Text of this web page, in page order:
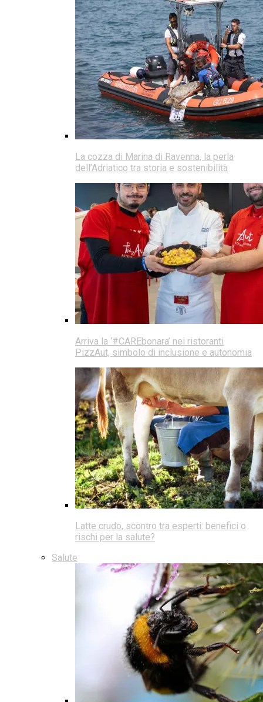
La cozza di Marina di Ravenna, la perla
dell’Adriatico tra storia e sostenibilità
Arriva la ‘#CAREbonara’ nei ristoranti
PizzAut, simbolo di inclusione e autonomia
Latte crudo, scontro tra esperti: benefici o
rischi per la salute?
Salute